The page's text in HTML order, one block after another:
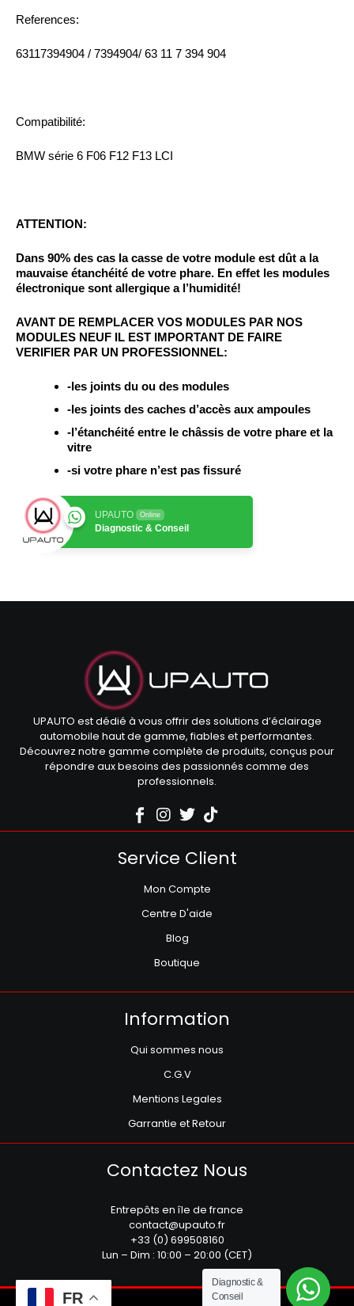
References:
63117394904 / 7394904/ 63 11 7 394 904
Compatibilité:
BMW série 6 F06 F12 F13 LCI
ATTENTION:
Dans 90% des cas la casse de votre module est dût a la
mauvaise étanchéité de votre phare. En effet les modules
électronique sont allergique a l’humidité!
AVANT DE REMPLACER VOS MODULES PAR NOS
MODULES NEUF IL EST IMPORTANT DE FAIRE
VERIFIER PAR UN PROFESSIONNEL:
-les joints du ou des modules
-les joints des caches d’accès aux ampoules
-l’étanchéité entre le châssis de votre phare et la
vitre
-si votre phare n’est pas fissuré
UPAUTO Online
Diagnostic & Conseil
UPAUTO est dédié à vous offrir des solutions d’éclairage
automobile haut de gamme, fiables et performantes.
Découvrez notre gamme complète de produits, conçus pour
répondre aux besoins des passionnés comme des
professionnels.
Service Client
Mon Compte
Centre D'aide
Blog
Boutique
Information
Qui sommes nous
C.G.V
Mentions Legales
Garrantie et Retour
Contactez Nous
Entrepôts en île de france
contact@upauto.fr
+33 (0) 699508160
Lun – Dim : 10:00 – 20:00 (CET)
FR
Diagnostic &
Conseil